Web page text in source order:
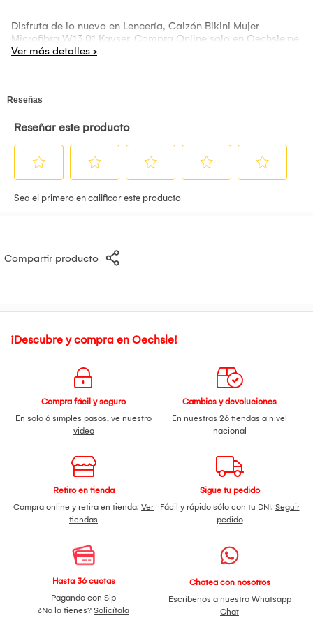
Disfruta de lo nuevo en Lencería, Calzón Bikini Mujer
Microfibra W13.01 Kayser. Compra Online solo en Oechsle.pe
Compartir producto
¡Descubre y compra en Oechsle!
Compra fácil y seguro
En solo 6 simples pasos, ve nuestro
video
Cambios y devoluciones
En nuestras 26 tiendas a nivel
nacional
Retiro en tienda
Compra online y retira en tienda. Ver
tiendas
Sigue tu pedido
Fácil y rápido sólo con tu DNI. Seguir
pedido
Hasta 36 cuotas
Pagando con Sip
¿No la tienes? Solicítala
Chatea con nosotros
Escríbenos a nuestro Whatsapp
Chat